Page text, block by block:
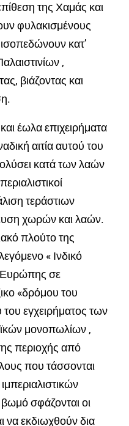
της Χαμάς και
φυλακισμένους
ισοπεδώνουν κατ’
,
βιάζοντας και
έωλα επιχειρήματα
αιτία αυτού του
κατά των λαών
τεράστιων
χωρών και λαών.
πλούτο της
« Ινδικό
Ευρώπης σε
«δρόμου του
εγχειρήματος των
μονοπωλίων ,
περιοχής από
που τάσσονται
σφάζονται οι
να εκδιωχθούν δια